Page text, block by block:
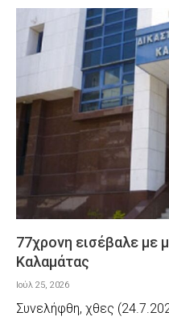
77χρονη εισέβαλε με
Καλαμάτας
Ιούλ 25, 2026
Συνελήφθη, χθες